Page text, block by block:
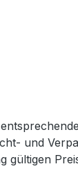
und
gültigen